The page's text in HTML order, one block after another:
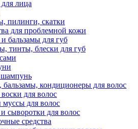
лица
пилинги, скатки
для проблемной кожи
бальзамы для губ
тинты, блески для губ
кондиционеры для волос
для волос
для волос
сыворотки для волос
средства